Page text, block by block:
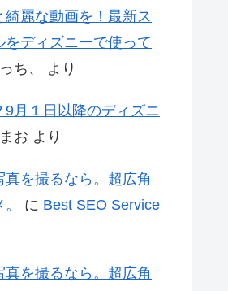
綺麗な動画を！最新ス
をディズニーで使って
ち、 より
9月１日以降のディズニ
まお より
真を撮るなら。超広角
に Best SEO Service
真を撮るなら。超広角